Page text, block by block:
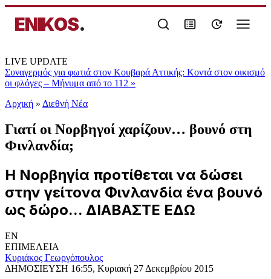
ENIKOS.
LIVE UPDATE
Συναγερμός για φωτιά στον Κουβαρά Αττικής: Κοντά στον οικισμό
οι φλόγες – Μήνυμα από το 112 »
Αρχική » Διεθνή Νέα
Γιατί οι Νορβηγοί χαρίζουν… βουνό στη
Φινλανδία;
Η Νορβηγία προτίθεται να δώσει
στην γείτονα Φινλανδία ένα βουνό
ως δώρο... ΔΙΑΒΑΣΤΕ ΕΔΩ
EN
ΕΠΙΜΕΛΕΙΑ
Κυριάκος Γεωργόπουλος
ΔΗΜΟΣΙΕΥΣΗ 16:55, Κυριακή 27 Δεκεμβρίου 2015